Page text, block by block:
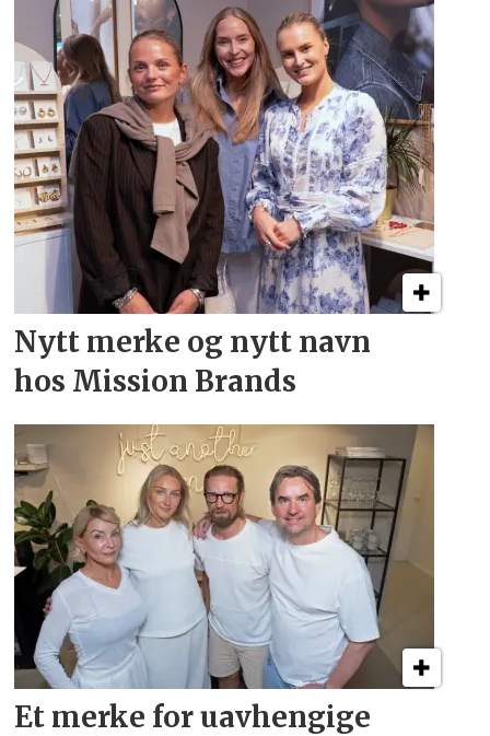
Nytt merke og nytt navn
hos Mission Brands
Et merke for uavhengige